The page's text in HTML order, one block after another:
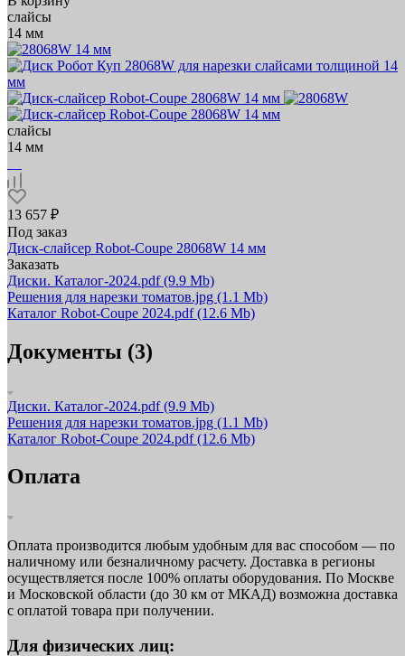
слайсы
14 мм
слайсы
14 мм
13 657 ₽
Под заказ
Диск-слайсер Robot-Coupe 28068W 14 мм
Заказать
Диски. Каталог-2024.pdf(9.9 Mb)
Решения для нарезки томатов.jpg (1.1 Mb)
Каталог Robot-Coupe 2024.pdf(12.6 Mb)
Документы (3)
Диски. Каталог-2024.pdf(9.9 Mb)
Решения для нарезки томатов.jpg (1.1 Mb)
Каталог Robot-Coupe 2024.pdf(12.6 Mb)
Оплата
Оплата производится любым удобным для вас способом — по
наличному или безналичному расчету. Доставка в регионы
осуществляется после 100% оплаты оборудования. По Москве
и Московской области (до 30 км от МКАД) возможна доставка
с оплатой товара при получении.
Для физических лиц: